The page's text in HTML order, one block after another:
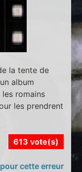
la tente de
album
romains
les prendrent
613 vote(s)
cette erreur